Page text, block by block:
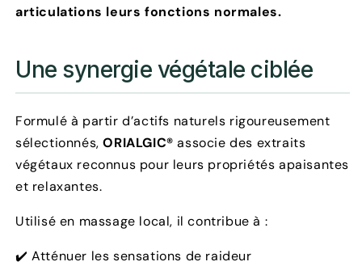
articulations leurs fonctions normales.
Une synergie végétale ciblée
Formulé à partir d’actifs naturels rigoureusement
sélectionnés,ORIALGIC® associe des extraits
végétaux reconnus pour leurs propriétés apaisantes
et relaxantes.
Utilisé en massage local, il contribue à :
✔️ Atténuer les sensations de raideur